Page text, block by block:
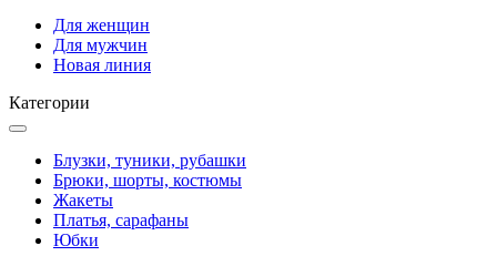
Для женщин
Для мужчин
Новая линия
Категории
Блузки, туники, рубашки
Брюки, шорты, костюмы
Жакеты
Платья, сарафаны
Юбки